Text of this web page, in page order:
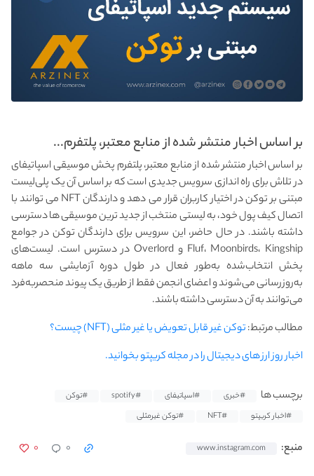
بر اساس اخبار منتشر شده از منابع معتبر، پلتفرم...
بر اساس اخبار منتشر شده از منابع معتبر، پلتفرم پخش موسیقی اسپاتیفای
در تلاش برای راه اندازی سرویس جدیدی است که بر اساس آن یک پلی‌لیست
مبتنی بر توکن در اختیار کاربران قرار می دهد و دارندگان NFT می توانند با
اتصال کیف پول خود، به لیستی منتخب از جدید ترین موسیقی ها دسترسی
داشته باشند. در حال حاضر، این سرویس برای دارندگان توکن در جوامع
Fluf، Moonbirds، Kingship و Overlord در دسترس است. لیست‌های
پخش انتخاب‌شده به‌طور فعال در طول دوره آزمایشی سه ماهه
به‌روزرسانی می‌شوند و اعضای انجمن فقط از طریق یک پیوند منحصربه‌فرد
می‌توانند به آن دسترسی داشته باشند.
مطالب مرتبط:توکن غیر قابل تعویض یا غیر مثلی (NFT) چیست؟
اخبار روز ارز های دیجیتال را در مجله کریپتو بخوانید.
برچسب ها #خبری #اسپاتیفای #spotify
#توکن
#اخبار کریپتو
#NFT #توکن غیرمثلی
منبع: www.instagram.com ۰ ۰